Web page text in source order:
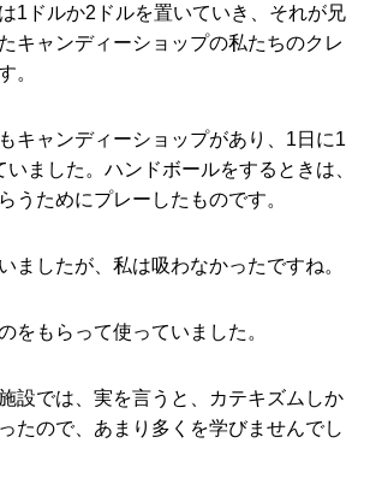
1ドルか2ドルを置いていき、それが兄
キャンディーショップの私たちのクレ
。
キャンディーショップがあり、1日に1
ました。ハンドボールをするときは、
うためにプレーしたものです。
ましたが、私は吸わなかったですね。
をもらって使っていました。
設では、実を言うと、カテキズムしか
たので、あまり多くを学びませんでし